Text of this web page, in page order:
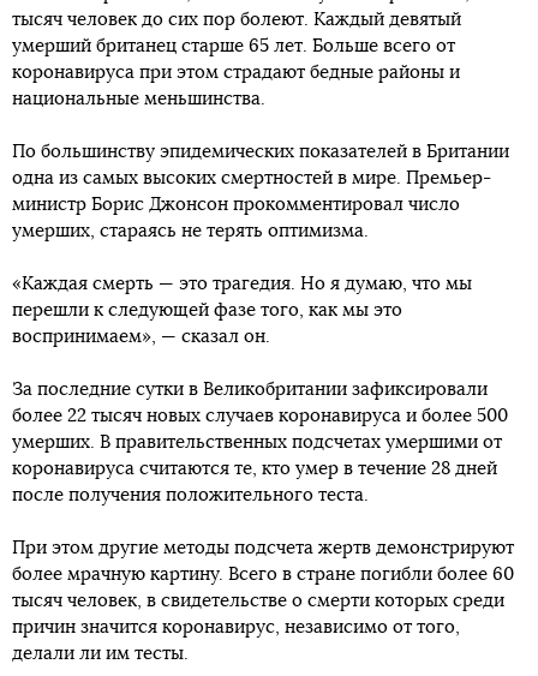
тысяч человек до сих пор болеют. Каждый девятый
умерший британец старше 65 лет. Больше всего от
коронавируса при этом страдают бедные районы и
национальные меньшинства.
По большинству эпидемических показателей в Британии
одна из самых высоких смертностей в мире. Премьер-
министр Борис Джонсон прокомментировал число
умерших, стараясь не терять оптимизма.
«Каждая смерть — это трагедия. Но я думаю, что мы
перешли к следующей фазе того, как мы это
воспринимаем», — сказал он.
За последние сутки в Великобритании зафиксировали
более 22 тысяч новых случаев коронавируса и более 500
умерших. В правительственных подсчетах умершими от
коронавируса считаются те, кто умер в течение 28 дней
после получения положительного теста.
При этом другие методы подсчета жертв демонстрируют
более мрачную картину. Всего в стране погибли более 60
тысяч человек, в свидетельстве о смерти которых среди
причин значится коронавирус, независимо от того,
делали ли им тесты.